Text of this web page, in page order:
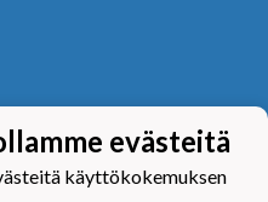
evästeitä
käyttökokemuksen